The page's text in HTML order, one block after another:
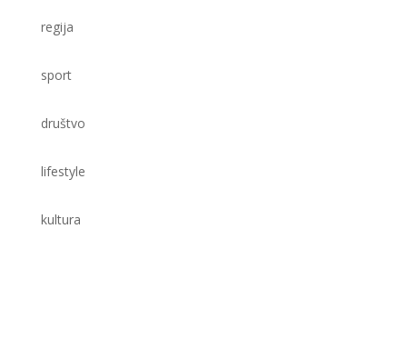
regija
sport
društvo
lifestyle
kultura